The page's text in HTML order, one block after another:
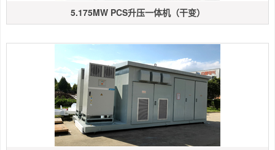
5.175MW PCS升压一体机（干变）